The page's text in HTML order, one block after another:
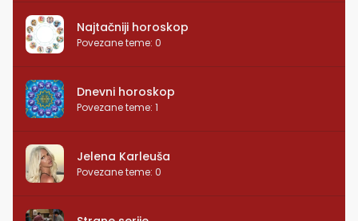
Najtačniji horoskop
Povezane teme: 0
Dnevni horoskop
Povezane teme: 1
Jelena Karleuša
Povezane teme: 0